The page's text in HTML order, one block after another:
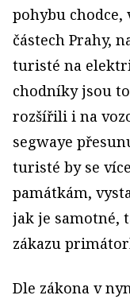
pohybu
částech Prahy,
turisté na
chodníky jsou
rozšířili i na
segwaye
turisté by se
památkám,
jak je samotné,
zákazu
Dle zákona v